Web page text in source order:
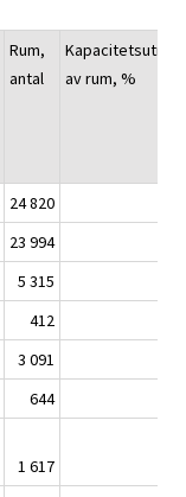
Rum,
antal
av rum, %
24 820
23 994
5 315
412
3 091
644
1 617